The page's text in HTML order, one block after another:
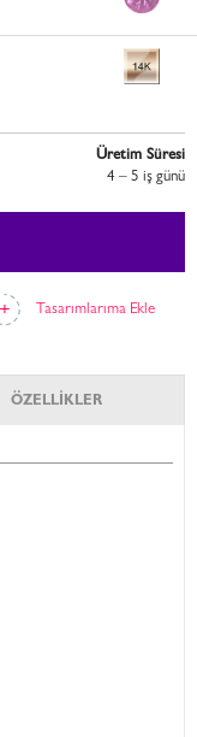
Tasarımlarıma Ekle
Üretim Süresi
4 – 5 i̇ş günü
ÖZELLİKLER